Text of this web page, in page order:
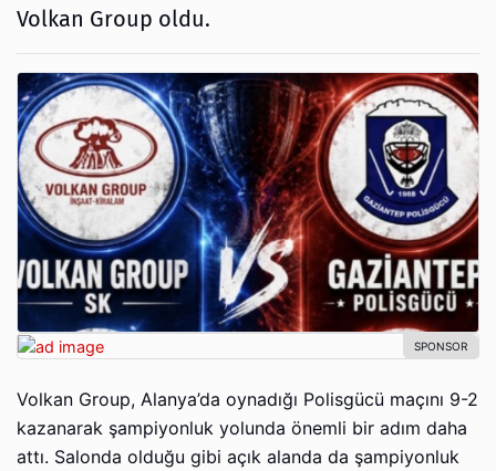
Volkan Group oldu.
Volkan Group, Alanya’da oynadığı Polisgücü maçını 9-2
kazanarak şampiyonluk yolunda önemli bir adım daha
attı. Salonda olduğu gibi açık alanda da şampiyonluk